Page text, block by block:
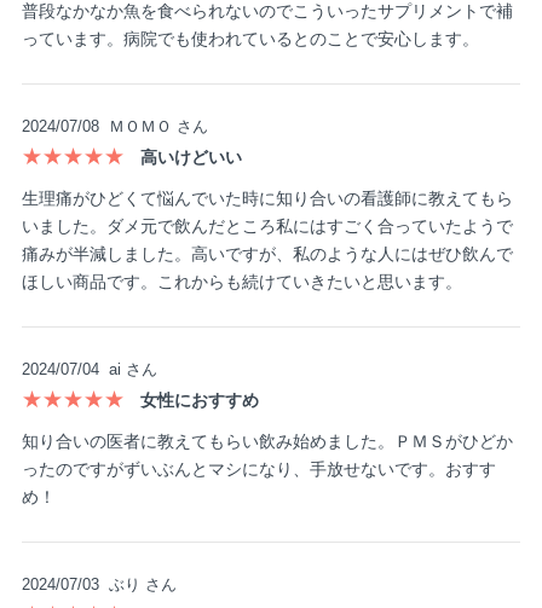
普段なかなか魚を食べられないのでこういったサプリメントで補
っています。病院でも使われているとのことで安心します。
2024/07/08 ＭＯＭＯ さん
★★★★★ 高いけどいい
生理痛がひどくて悩んでいた時に知り合いの看護師に教えてもら
いました。ダメ元で飲んだところ私にはすごく合っていたようで
痛みが半減しました。高いですが、私のような人にはぜひ飲んで
ほしい商品です。これからも続けていきたいと思います。
2024/07/04 ai さん
★★★★★ 女性におすすめ
知り合いの医者に教えてもらい飲み始めました。ＰＭＳがひどか
ったのですがずいぶんとマシになり、手放せないです。おすす
め！
2024/07/03 ぶり さん